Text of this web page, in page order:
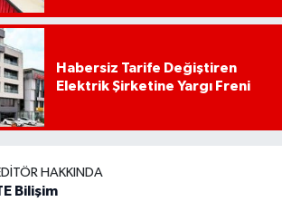
Habersiz Tarife Değiştiren
Elektrik Şirketine Yargı Freni
HAKKINDA
Bilişim